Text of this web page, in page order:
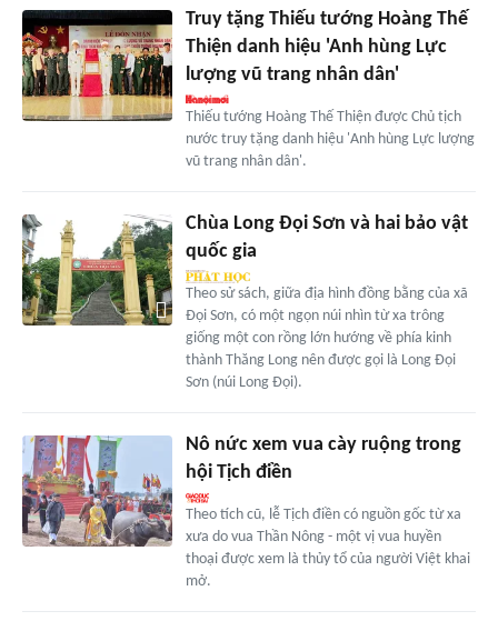
Truy tặng Thiếu tướng Hoàng Thế
Thiện danh hiệu 'Anh hùng Lực
lượng vũ trang nhân dân'
Thiếu tướng Hoàng Thế Thiện được Chủ tịch
nước truy tặng danh hiệu 'Anh hùng Lực lượng
vũ trang nhân dân'.
Chùa Long Đọi Sơn và hai bảo vật
quốc gia
Theo sử sách, giữa địa hình đồng bằng của xã
Đọi Sơn, có một ngọn núi nhìn từ xa trông
giống một con rồng lớn hướng về phía kinh
thành Thăng Long nên được gọi là Long Đọi
Sơn (núi Long Đọi).
Nô nức xem vua cày ruộng trong
hội Tịch điền
Theo tích cũ, lễ Tịch điền có nguồn gốc từ xa
xưa do vua Thần Nông - một vị vua huyền
thoại được xem là thủy tổ của người Việt khai
mở.